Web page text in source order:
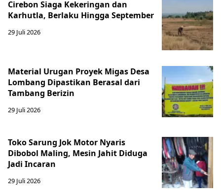
Cirebon Siaga Kekeringan dan
Karhutla, Berlaku Hingga September
29 Juli 2026
Material Urugan Proyek Migas Desa
Lombang Dipastikan Berasal dari
Tambang Berizin
29 Juli 2026
Toko Sarung Jok Motor Nyaris
Dibobol Maling, Mesin Jahit Diduga
Jadi Incaran
29 Juli 2026